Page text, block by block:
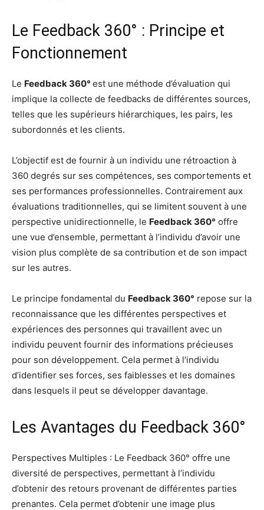
Le Feedback 360° : Principe et
Fonctionnement
Le Feedback 360° est une méthode d’évaluation qui
implique la collecte de feedbacks de différentes sources,
telles que les supérieurs hiérarchiques, les pairs, les
subordonnés et les clients.
L’objectif est de fournir à un individu une rétroaction à
360 degrés sur ses compétences, ses comportements et
ses performances professionnelles. Contrairement aux
évaluations traditionnelles, qui se limitent souvent à une
perspective unidirectionnelle, le Feedback 360° offre
une vue d’ensemble, permettant à l’individu d’avoir une
vision plus complète de sa contribution et de son impact
sur les autres.
Le principe fondamental du Feedback 360° repose sur la
reconnaissance que les différentes perspectives et
expériences des personnes qui travaillent avec un
individu peuvent fournir des informations précieuses
pour son développement. Cela permet à l’individu
d’identifier ses forces, ses faiblesses et les domaines
dans lesquels il peut se développer davantage.
Les Avantages du Feedback 360°
Perspectives Multiples : Le Feedback 360° offre une
diversité de perspectives, permettant à l’individu
d’obtenir des retours provenant de différentes parties
prenantes. Cela permet d’obtenir une image plus